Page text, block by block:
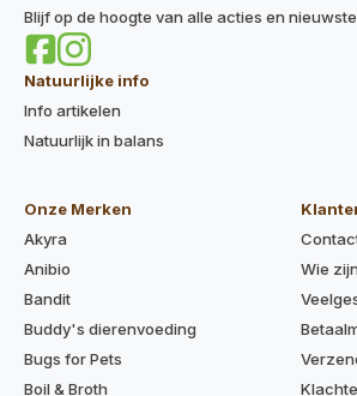
Blijf op de hoogte van alle acties en
Natuurlijke info
Info artikelen
Natuurlijk in balans
Onze Merken
Akyra
Anibio
Bandit
Buddy's dierenvoeding
Bugs for Pets
Boil & Broth
Wie